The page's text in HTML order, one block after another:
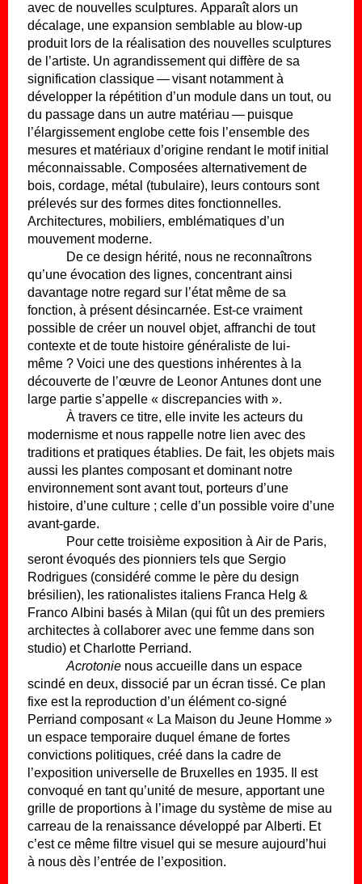
avec de nouvelles sculptures. Apparaît alors un
décalage, une expansion semblable au blow-up
produit lors de la réalisation des nouvelles sculptures
de l’artiste. Un agrandissement qui diffère de sa
signification classique — visant notamment à
développer la répétition d’un module dans un tout, ou
du passage dans un autre matériau — puisque
l’élargissement englobe cette fois l’ensemble des
mesures et matériaux d’origine rendant le motif initial
méconnaissable. Composées alternativement de
bois, cordage, métal (tubulaire), leurs contours sont
prélevés sur des formes dites fonctionnelles.
Architectures, mobiliers, emblématiques d’un
mouvement moderne.
De ce design hérité, nous ne reconnaîtrons
qu’une évocation des lignes, concentrant ainsi
davantage notre regard sur l’état même de sa
fonction, à présent désincarnée. Est-ce vraiment
possible de créer un nouvel objet, affranchi de tout
contexte et de toute histoire généraliste de lui-
même ? Voici une des questions inhérentes à la
découverte de l’œuvre de Leonor Antunes dont une
large partie s’appelle « discrepancies with ».
À travers ce titre, elle invite les acteurs du
modernisme et nous rappelle notre lien avec des
traditions et pratiques établies. De fait, les objets mais
aussi les plantes composant et dominant notre
environnement sont avant tout, porteurs d’une
histoire, d’une culture ; celle d’un possible voire d’une
avant-garde.
Pour cette troisième exposition à Air de Paris,
seront évoqués des pionniers tels que Sergio
Rodrigues (considéré comme le père du design
brésilien), les rationalistes italiens Franca Helg &
Franco Albini basés à Milan (qui fût un des premiers
architectes à collaborer avec une femme dans son
studio) et Charlotte Perriand.
Acrotonie nous accueille dans un espace
scindé en deux, dissocié par un écran tissé. Ce plan
fixe est la reproduction d’un élément co-signé
Perriand composant « La Maison du Jeune Homme »
un espace temporaire duquel émane de fortes
convictions politiques, créé dans la cadre de
l’exposition universelle de Bruxelles en 1935. Il est
convoqué en tant qu’unité de mesure, apportant une
grille de proportions à l’image du système de mise au
carreau de la renaissance développé par Alberti. Et
c’est ce même filtre visuel qui se mesure aujourd’hui
à nous dès l’entrée de l’exposition.